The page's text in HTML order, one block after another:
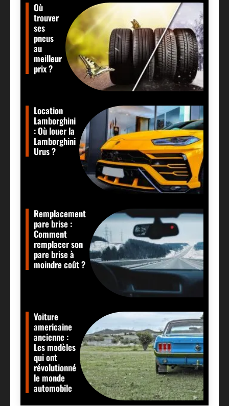
Où
trouver
ses
pneus
au
meilleur
prix ?
Location
Lamborghini
: Où louer la
Lamborghini
Urus ?
Remplacement
pare brise :
Comment
remplacer son
pare brise à
moindre coût ?
Voiture
americaine
ancienne :
Les modèles
qui ont
révolutionné
le monde
automobile